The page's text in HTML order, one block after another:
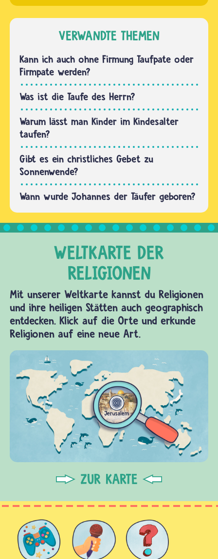
Bakterien
vermehren.
Und…
den
Täufling
besprenkelt,
sagt er
dazu die
Worte:
„Ich
taufe
dich auf
den
Namen
des
Vaters…
VERWANDTE THEMEN
Kann ich auch ohne Firmung Taufpate oder
Firmpate werden?
Was ist die Taufe des Herrn?
Warum lässt man Kinder im Kindesalter
taufen?
Gibt es ein christliches Gebet zu
Sonnenwende?
Wann wurde Johannes der Täufer geboren?
Mit unserer Weltkarte kannst du Religionen
und ihre heiligen Stätten auch geographisch
entdecken. Klick auf die Orte und erkunde
Religionen auf eine neue Art.
ZUR KARTE